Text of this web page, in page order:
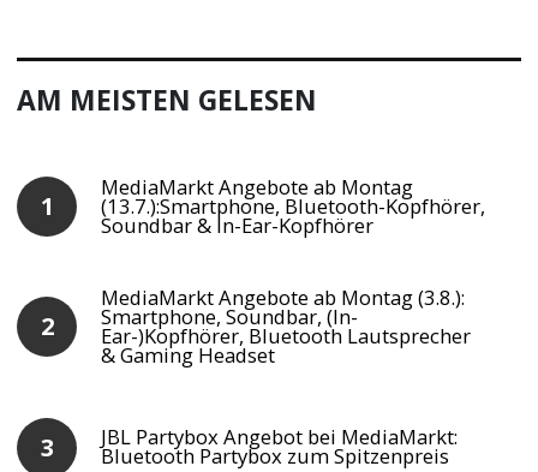
AM MEISTEN GELESEN
MediaMarkt Angebote ab Montag
(13.7.):Smartphone, Bluetooth-Kopfhörer,
Soundbar & In-Ear-Kopfhörer
MediaMarkt Angebote ab Montag (3.8.):
Smartphone, Soundbar, (In-
Ear-)Kopfhörer, Bluetooth Lautsprecher
& Gaming Headset
JBL Partybox Angebot bei MediaMarkt:
Bluetooth Partybox zum Spitzenpreis